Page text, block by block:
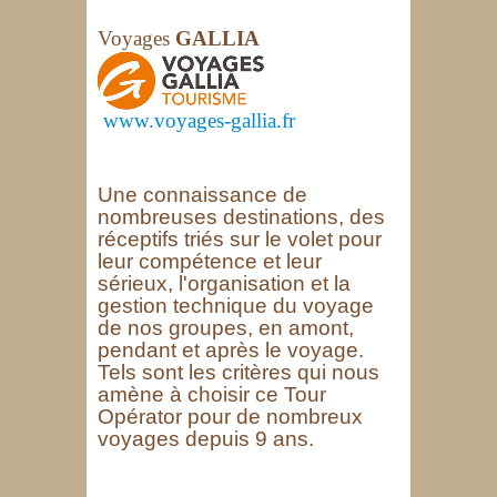
Voyages GALLIA
www.voyages-gallia.fr
Une connaissance de
nombreuses destinations, des
réceptifs triés sur le volet pour
leur compétence et leur
sérieux, l'organisation et la
gestion technique du voyage
de nos groupes, en amont,
pendant et après le voyage.
Tels sont les critères qui nous
amène à choisir ce Tour
Opérator pour de nombreux
voyages depuis 9 ans.